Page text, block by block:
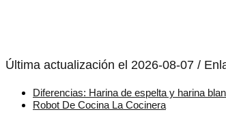
Última actualización el 2026-08-07 /
Diferencias: Harina de espelta y harina
Robot De Cocina La Cocinera